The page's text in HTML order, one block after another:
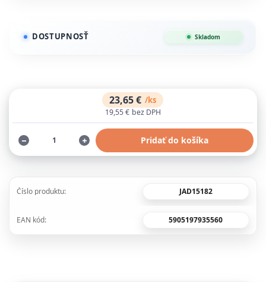
DOSTUPNOSŤ Skladom
23,65 € /ks
19,55 € bez DPH
Pridať do košíka
Číslo produktu: JAD15182
EAN kód: 5905197935560